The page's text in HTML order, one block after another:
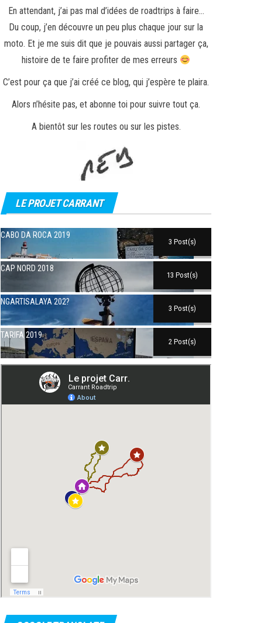
En attendant, j’ai pas mal d’idées de roadtrips à faire…
Du coup, j’en découvre un peu plus chaque jour sur la
moto. Et je me suis dit que je pouvais aussi partager ça,
histoire de te faire profiter de mes erreurs
C’est pour ça que j’ai créé ce blog, qui j’espère te plaira.
Alors n’hésite pas, et abonne toi pour suivre tout ça.
A bientôt sur les routes ou sur les pistes.
LE PROJET CARRANT
CABO DA ROCA 2019
3 Post(s)
CAP NORD 2018
13 Post(s)
NGARTISALAYA 202?
3 Post(s)
TARIFA 2019
2 Post(s)